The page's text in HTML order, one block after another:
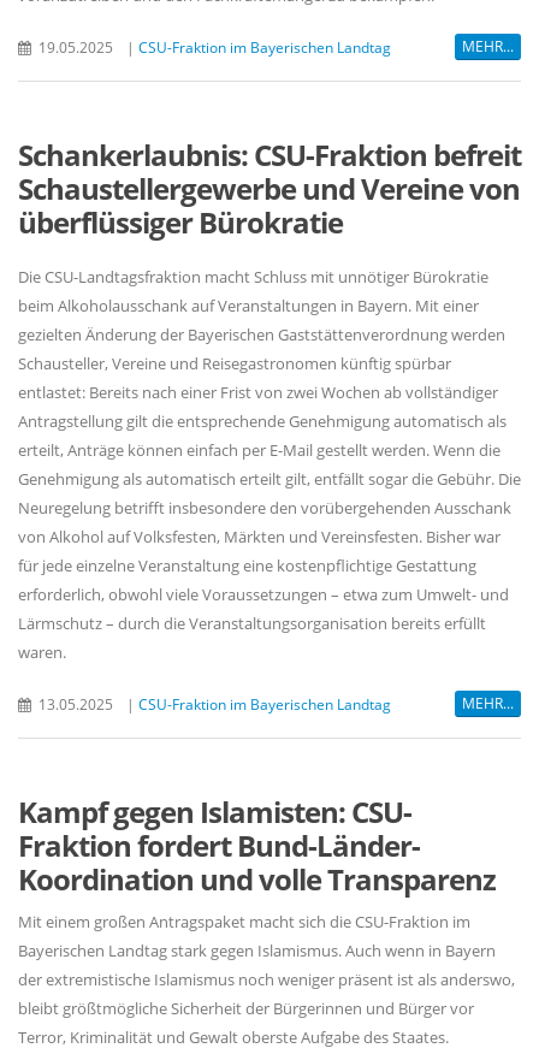
19.05.2025 | CSU-Fraktion im Bayerischen Landtag MEHR...
Schankerlaubnis: CSU-Fraktion befreit
Schaustellergewerbe und Vereine von
überflüssiger Bürokratie
Die CSU-Landtagsfraktion macht Schluss mit unnötiger Bürokratie
beim Alkoholausschank auf Veranstaltungen in Bayern. Mit einer
gezielten Änderung der Bayerischen Gaststättenverordnung werden
Schausteller, Vereine und Reisegastronomen künftig spürbar
entlastet: Bereits nach einer Frist von zwei Wochen ab vollständiger
Antragstellung gilt die entsprechende Genehmigung automatisch als
erteilt, Anträge können einfach per E-Mail gestellt werden. Wenn die
Genehmigung als automatisch erteilt gilt, entfällt sogar die Gebühr. Die
Neuregelung betrifft insbesondere den vorübergehenden Ausschank
von Alkohol auf Volksfesten, Märkten und Vereinsfesten. Bisher war
für jede einzelne Veranstaltung eine kostenpflichtige Gestattung
erforderlich, obwohl viele Voraussetzungen – etwa zum Umwelt- und
Lärmschutz – durch die Veranstaltungsorganisation bereits erfüllt
waren.
13.05.2025 | CSU-Fraktion im Bayerischen Landtag MEHR...
Kampf gegen Islamisten: CSU-
Fraktion fordert Bund-Länder-
Koordination und volle Transparenz
Mit einem großen Antragspaket macht sich die CSU-Fraktion im
Bayerischen Landtag stark gegen Islamismus. Auch wenn in Bayern
der extremistische Islamismus noch weniger präsent ist als anderswo,
bleibt größtmögliche Sicherheit der Bürgerinnen und Bürger vor
Terror, Kriminalität und Gewalt oberste Aufgabe des Staates.